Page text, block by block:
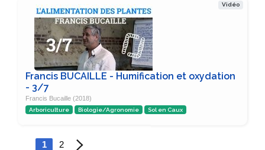
Vidéo
Francis BUCAILLE - Humification et oxydation
- 3/7
Francis Bucaille (2018)
Arboriculture Biologie/Agronomie Sol en Caux
1 2